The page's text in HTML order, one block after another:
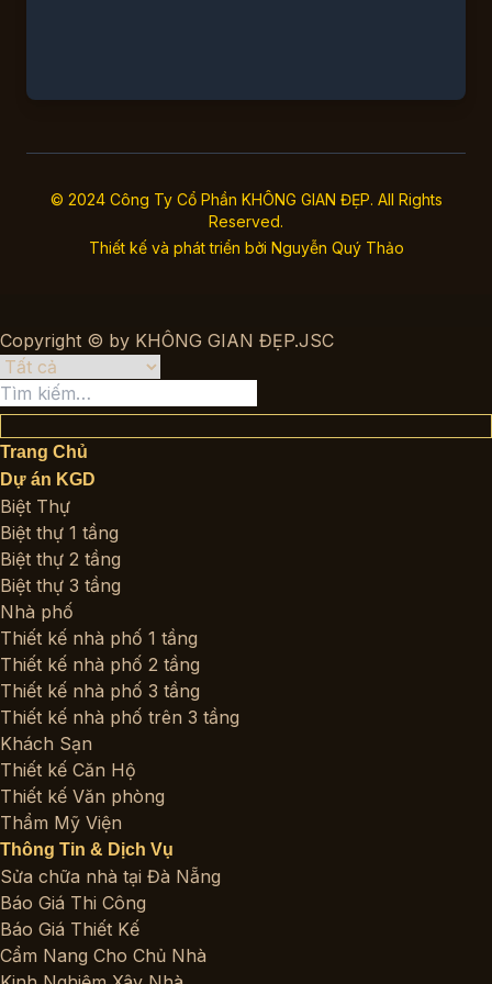
© 2024 Công Ty Cổ Phần KHÔNG GIAN ĐẸP. All Rights
Reserved.
Thiết kế và phát triển bởi Nguyễn Quý Thảo
Copyright © by KHÔNG GIAN ĐẸP.JSC
Tìm
kiếm:
Trang Chủ
Dự án KGD
Biệt Thự
Biệt thự 1 tầng
Biệt thự 2 tầng
Biệt thự 3 tầng
Nhà phố
Thiết kế nhà phố 1 tầng
Thiết kế nhà phố 2 tầng
Thiết kế nhà phố 3 tầng
Thiết kế nhà phố trên 3 tầng
Khách Sạn
Thiết kế Căn Hộ
Thiết kế Văn phòng
Thẩm Mỹ Viện
Thông Tin & Dịch Vụ
Sửa chữa nhà tại Đà Nẵng
Báo Giá Thi Công
Báo Giá Thiết Kế
Cẩm Nang Cho Chủ Nhà